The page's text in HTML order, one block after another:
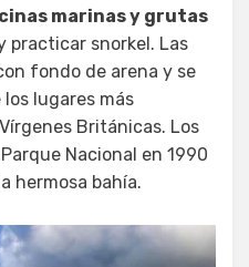
marinas y grutas
practicar snorkel. Las
fondo de arena y se
lugares más
Británicas. Los
Nacional en 1990
hermosa bahía.